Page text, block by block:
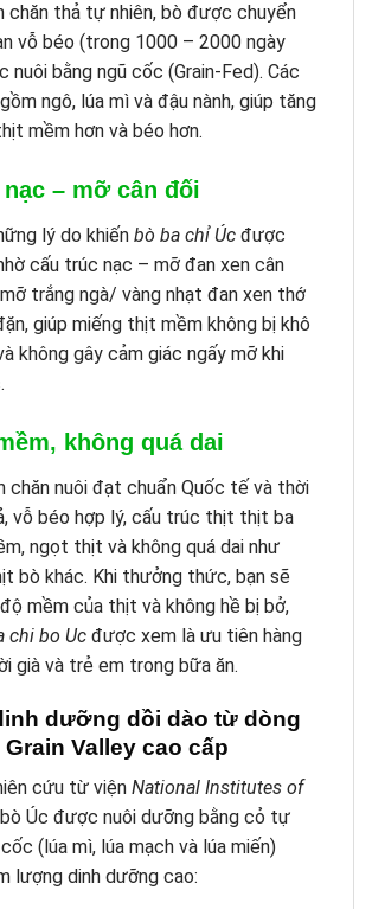
chăn thả tự nhiên, bò được chuyển
vỗ béo (trong 1000 – 2000 ngày
nuôi bằng ngũ cốc (Grain-Fed). Các
ngô, lúa mì và đậu nành, giúp tăng
mềm hơn và béo hơn.
– mỡ cân đối
lý do khiến bò ba chỉ Úc được
cấu trúc nạc – mỡ đan xen cân
trắng ngà/ vàng nhạt đan xen thớ
giúp miếng thịt mềm không bị khô
không gây cảm giác ngấy mỡ khi
không quá dai
chăn nuôi đạt chuẩn Quốc tế và thời
vỗ béo hợp lý, cấu trúc thịt thịt ba
ngọt thịt và không quá dai như
bò khác. Khi thưởng thức, bạn sẽ
mềm của thịt và không hề bị bở,
chi bo Uc được xem là ưu tiên hàng
già và trẻ em trong bữa ăn.
dưỡng dồi dào từ dòng
Valley cao cấp
cứu từ viện National Institutes of
Úc được nuôi dưỡng bằng cỏ tự
( lúa mì, lúa mạch và lúa miến)
lượng dinh dưỡng cao: